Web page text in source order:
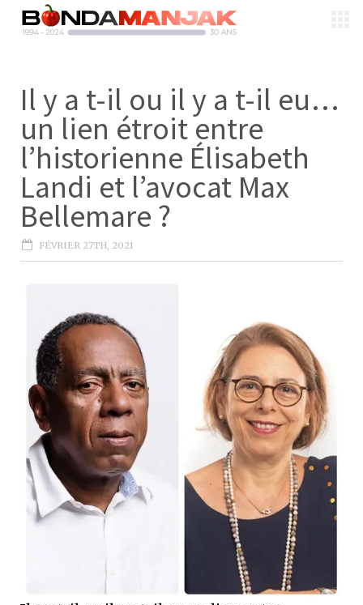
Il y a t-il ou il y a t-il eu…
un lien étroit entre
l’historienne Élisabeth
Landi et l’avocat Max
Bellemare ?
FÉVRIER 27TH, 2021